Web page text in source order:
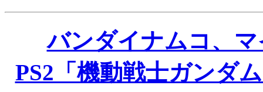
バンダイナムコ、
PS2「機動戦士ガンダ